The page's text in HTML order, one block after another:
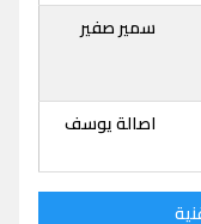
سمير صفير
اصالة يوسف